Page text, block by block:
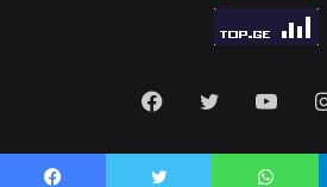
FacebookTwitter